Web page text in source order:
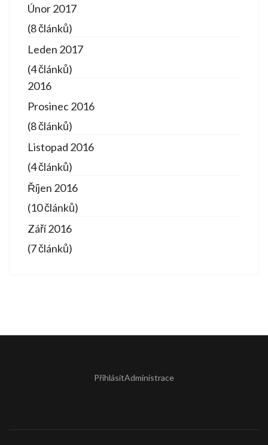
Únor 2017
(8 článků)
Leden 2017
(4 článků)
2016
Prosinec 2016
(8 článků)
Listopad 2016
(4 článků)
Říjen 2016
(10 článků)
Září 2016
(7 článků)
PřihlásitAdministrace